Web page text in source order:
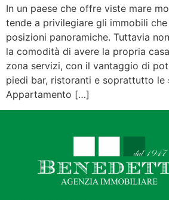
In un paese che offre viste mare
tende a privilegiare gli immobili
posizioni panoramiche. Tuttavia
la comodità di avere la propria
zona servizi, con il vantaggio di
piedi bar, ristoranti e soprattutto le
Appartamento […]